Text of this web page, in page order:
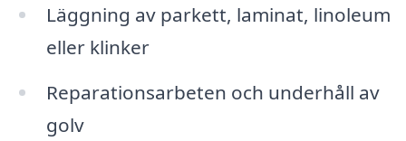
Läggning av parkett, laminat, linoleum
eller klinker
Reparationsarbeten och underhåll av
golv